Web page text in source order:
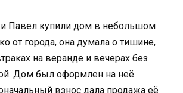
Павел купили дом в небольшом
от города, она думала о тишине,
на веранде и вечерах без
Дом был оформлен на неё.
взнос дала продажа её